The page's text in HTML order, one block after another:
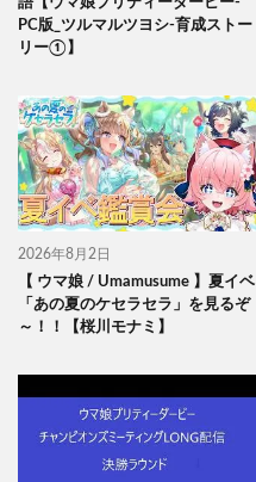
語【ウマ娘プリティーダービー-
PC版_ツルマルツヨシ-育成ストー
リー①】
2026年8月2日
【 ウマ娘 / Umamusume 】夏イベ
「あの夏のケセラセラ」を見るぞ
～！！【桜川モナミ】